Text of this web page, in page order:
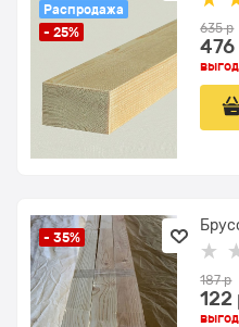
Распродажа
- 25%
635 р
476
- 35%
187 р
122